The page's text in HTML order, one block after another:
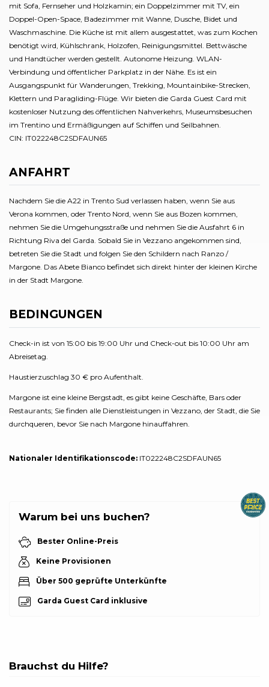
mit Sofa, Fernseher und Holzkamin; ein Doppelzimmer mit TV, ein
Doppel-Open-Space, Badezimmer mit Wanne, Dusche, Bidet und
Waschmaschine. Die Küche ist mit allem ausgestattet, was zum Kochen
benötigt wird, Kühlschrank, Holzofen, Reinigungsmittel. Bettwäsche
und Handtücher werden gestellt. Autonome Heizung. WLAN-
Verbindung und öffentlicher Parkplatz in der Nähe. Es ist ein
Ausgangspunkt für Wanderungen, Trekking, Mountainbike-Strecken,
Klettern und Paragliding-Flüge. Wir bieten die Garda Guest Card mit
kostenloser Nutzung des öffentlichen Nahverkehrs, Museumsbesuchen
im Trentino und Ermäßigungen auf Schiffen und Seilbahnen.
CIN: IT022248C2SDFAUN65
ANFAHRT
Nachdem Sie die A22 in Trento Sud verlassen haben, wenn Sie aus
Verona kommen, oder Trento Nord, wenn Sie aus Bozen kommen,
nehmen Sie die Umgehungsstraße und nehmen Sie die Ausfahrt 6 in
Richtung Riva del Garda. Sobald Sie in Vezzano angekommen sind,
betreten Sie die Stadt und folgen Sie den Schildern nach Ranzo /
Margone. Das Abete Bianco befindet sich direkt hinter der kleinen Kirche
in der Stadt Margone.
BEDINGUNGEN
Check-in ist von 15:00 bis 19:00 Uhr und Check-out bis 10:00 Uhr am
Abreisetag.
Haustierzuschlag 30 € pro Aufenthalt.
Margone ist eine kleine Bergstadt, es gibt keine Geschäfte, Bars oder
Restaurants; Sie finden alle Dienstleistungen in Vezzano, der Stadt, die Sie
durchqueren, bevor Sie nach Margone hinauffahren.
Nationaler Identifikationscode: IT022248C2SDFAUN65
Warum bei uns buchen?
Bester Online-Preis
Keine Provisionen
Über 500 geprüfte Unterkünfte
Garda Guest Card inklusive
Brauchst du Hilfe?